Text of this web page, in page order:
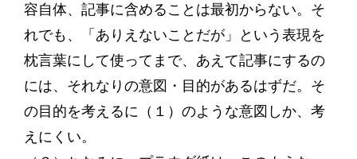
容自体、記事に含めることは最初からない。そ
れでも、「ありえないことだが」という表現を
枕言葉にして使ってまで、あえて記事にするの
には、それなりの意図・目的があるはずだ。そ
の目的を考えるに（１）のような意図しか、考
えにくい。